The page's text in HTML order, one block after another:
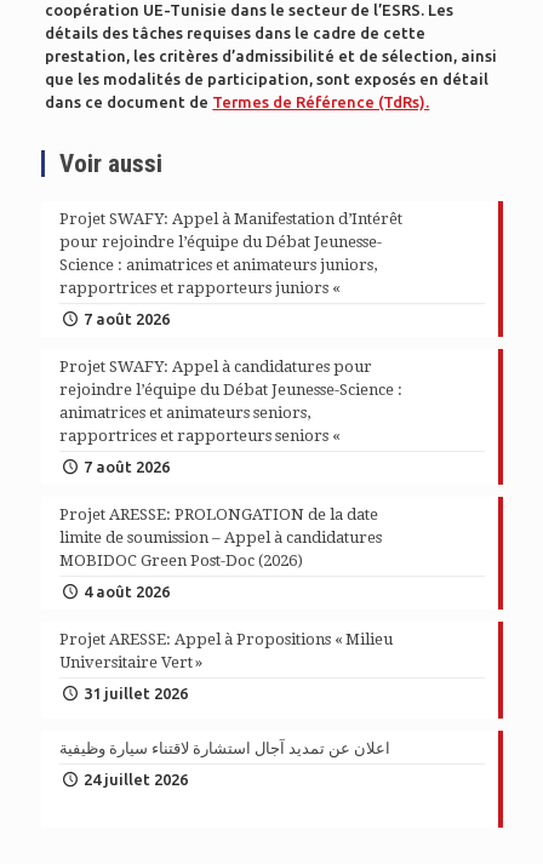
coopération UE-Tunisie dans le secteur de l’ESRS. Les
détails des tâches requises dans le cadre de cette
prestation, les critères d’admissibilité et de sélection, ainsi
que les modalités de participation, sont exposés en détail
dans ce document de Termes de Référence (TdRs).
Voir aussi
Projet SWAFY: Appel à Manifestation d’Intérêt
pour rejoindre l’équipe du Débat Jeunesse-
Science : animatrices et animateurs juniors,
rapportrices et rapporteurs juniors «
7 août 2026
Projet SWAFY: Appel à candidatures pour
rejoindre l’équipe du Débat Jeunesse-Science :
animatrices et animateurs seniors,
rapportrices et rapporteurs seniors «
7 août 2026
Projet ARESSE: PROLONGATION de la date
limite de soumission – Appel à candidatures
MOBIDOC Green Post-Doc (2026)
4 août 2026
Projet ARESSE: Appel à Propositions « Milieu
Universitaire Vert »
31 juillet 2026
اعلان عن تمديد آجال استشارة لاقتناء سيارة وظيفية
24 juillet 2026